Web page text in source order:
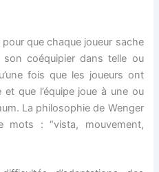
que chaque joueur sache
coéquipier dans telle ou
fois que les joueurs ont
et que l’équipe joue à une ou
La philosophie de Wenger
mots : “vista, mouvement,